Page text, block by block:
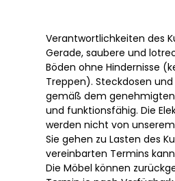
Verantwortlichkeiten des
Gerade, saubere und
Böden ohne Hindernisse
Treppen). Steckdosen
gemäß dem
und funktionsfähig. Die
werden nicht von
Sie gehen zu Lasten des
vereinbarten Termins
Die Möbel können